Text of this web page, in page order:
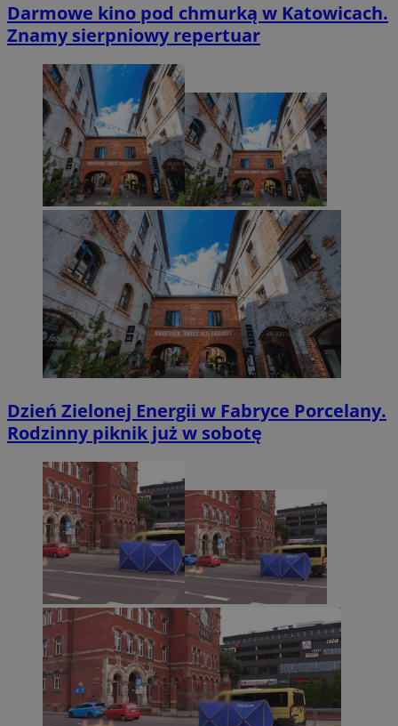
Darmowe kino pod chmurką w Katowicach.
Znamy sierpniowy repertuar
Dzień Zielonej Energii w Fabryce Porcelany.
Rodzinny piknik już w sobotę